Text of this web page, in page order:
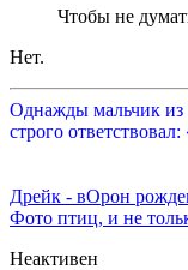
Чтобы не
Нет.
Однажды мальчик из
строго
Дрейк - вОрон
Фото птиц, и не
Неактивен